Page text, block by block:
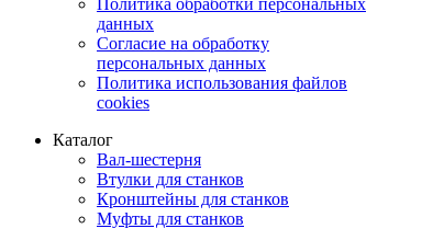
Политика обработки персональных
данных
Согласие на обработку
персональных данных
Политика использования файлов
cookies
Каталог
Вал-шестерня
Втулки для станков
Кронштейны для станков
Муфты для станков